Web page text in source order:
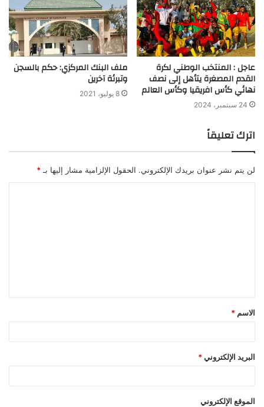
عاجل : المنتخب الوطني لكرة
القدم المصغرة يتأهل إلى نصف
نهائي كأس افريقيا وكأس العالم
24 سبتمبر، 2024
ملف البنك المركزي: حكم بالسجن
وتبرئة آخرين
8 يوليو، 2021
اترك تعليقاً
لن يتم نشر عنوان بريدك الإلكتروني. الحقول الإلزامية مشار إليها بـ *
ق
*
الاسم *
البريد الإلكتروني *
الموقع الإلكتروني